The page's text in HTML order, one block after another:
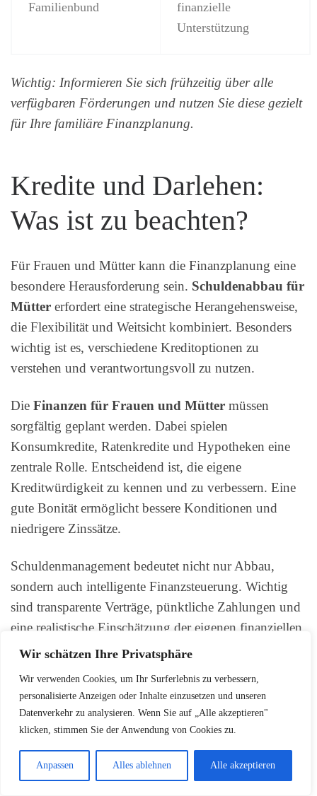
Wir schätzen Ihre Privatsphäre
Wir verwenden Cookies, um Ihr Surferlebnis zu verbessern,
personalisierte Anzeigen oder Inhalte einzusetzen und unseren
Datenverkehr zu analysieren. Wenn Sie auf „Alle akzeptieren"
klicken, stimmen Sie der Anwendung von Cookies zu.
Anpassen Alles ablehnen Alle akzeptieren
Familienbund
finanzielle
Unterstützung
Wichtig: Informieren Sie sich frühzeitig über alle
verfügbaren Förderungen und nutzen Sie diese gezielt
für Ihre familiäre Finanzplanung.
Kredite und Darlehen:
Was ist zu beachten?
Für Frauen und Mütter kann die Finanzplanung eine
besondere Herausforderung sein. Schuldenabbau für
Mütter erfordert eine strategische Herangehensweise,
die Flexibilität und Weitsicht kombiniert. Besonders
wichtig ist es, verschiedene Kreditoptionen zu
verstehen und verantwortungsvoll zu nutzen.
Die Finanzen für Frauen und Mütter müssen
sorgfältig geplant werden. Dabei spielen
Konsumkredite, Ratenkredite und Hypotheken eine
zentrale Rolle. Entscheidend ist, die eigene
Kreditwürdigkeit zu kennen und zu verbessern. Eine
gute Bonität ermöglicht bessere Konditionen und
niedrigere Zinssätze.
Schuldenmanagement bedeutet nicht nur Abbau,
sondern auch intelligente Finanzsteuerung. Wichtig
sind transparente Verträge, pünktliche Zahlungen und
eine realistische Einschätzung der eigenen finanziellen
Möglichkeiten. Beratungsstellen und Finanzexperten
Kreditfragen bieten.
Der Schlüssel zum erfolgreichen Umgang mit
Krediten liegt in der Bildung und Vorbereitung.
Mütter sollten sich nicht von finanziellen